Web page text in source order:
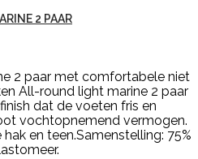
2 PAAR
2 paar met comfortabele niet
All-round light marine 2 paar
dat de voeten fris en
vochtopnemend vermogen.
en teen.Samenstelling: 75%